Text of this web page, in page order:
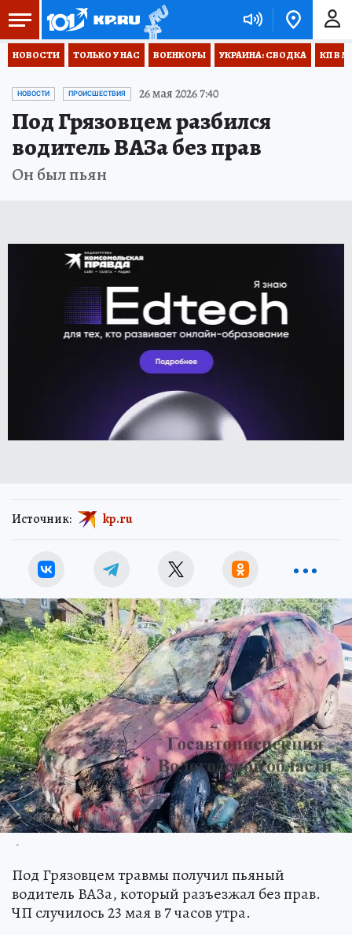
НОВОСТИ ТОЛЬКО У НАС ВОЕНКОРЫ УКРАИНА: СВОДКА КП В
НОВОСТИ ПРОИСШЕСТВИЯ 26 мая 2026 7:40
Под Грязовцем разбился
водитель ВАЗа без прав
Он был пьян
Источник: kp.ru
-
Под Грязовцем травмы получил пьяный
водитель ВАЗа, который разъезжал без прав.
ЧП случилось 23 мая в 7 часов утра.